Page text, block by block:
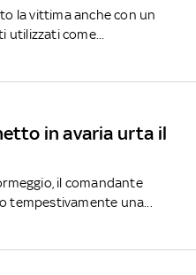
la vittima anche con un
come...
in avaria urta il
il comandante
tempestivamente una...